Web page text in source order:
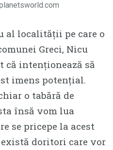
al localității pe care o
Greci, Nicu
că intenționează să
imens potențial.
o tabără de
însă vom lua
se pricepe la acest
doritori care vor